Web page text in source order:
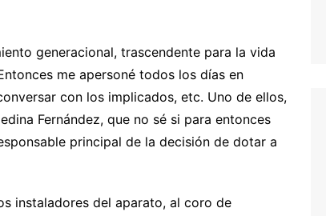
generacional, trascendente para la vida
me apersoné todos los días en
con los implicados, etc. Uno de ellos,
Fernández, que no sé si para entonces
principal de la decisión de dotar a
instaladores del aparato, al coro de